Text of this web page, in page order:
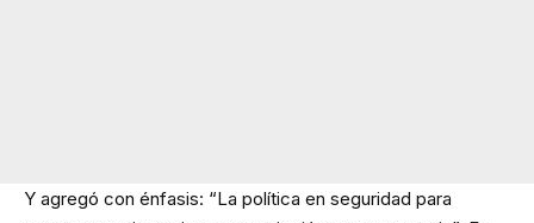
Y agregó con énfasis: “La política en seguridad para